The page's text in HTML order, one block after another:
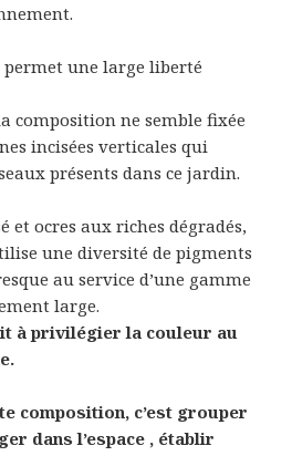
permet une large liberté
composition ne semble fixée
incisées verticales qui
présents dans ce jardin.
et ocres aux riches dégradés,
une diversité de pigments
au service d’une gamme
large.
à privilégier la couleur au
composition, c’est grouper
dans l’espace , établir